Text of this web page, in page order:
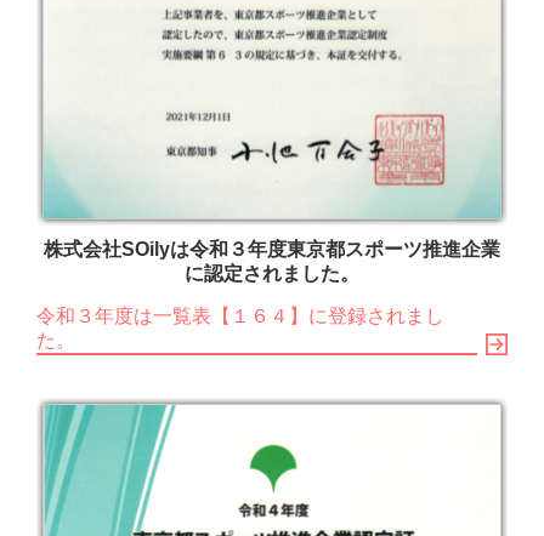
株式会社SOilyは令和３年度東京都スポーツ推進企業
に認定されました。
令和３年度は一覧表【１６４】に登録されまし
た。